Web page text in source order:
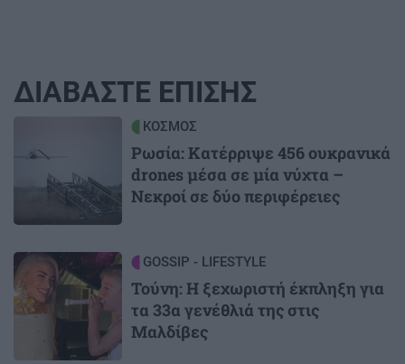
ΔΙΑΒΑΣΤΕ ΕΠΙΣΗΣ
ΚΟΣΜΟΣ
Ρωσία: Κατέρριψε 456 ουκρανικά
drones μέσα σε μία νύχτα –
Νεκροί σε δύο περιφέρειες
Image GOSSIP - LIFESTYLE
Τούνη: Η ξεχωριστή έκπληξη για
τα 33α γενέθλιά της στις
Μαλδίβες